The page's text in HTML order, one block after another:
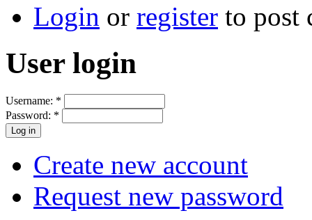
Login or register to post
User login
Username: *
Password: *
Create new account
Request new password